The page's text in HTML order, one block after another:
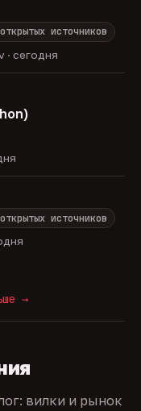
источников
сегодня
источников
→
вилки и рынок